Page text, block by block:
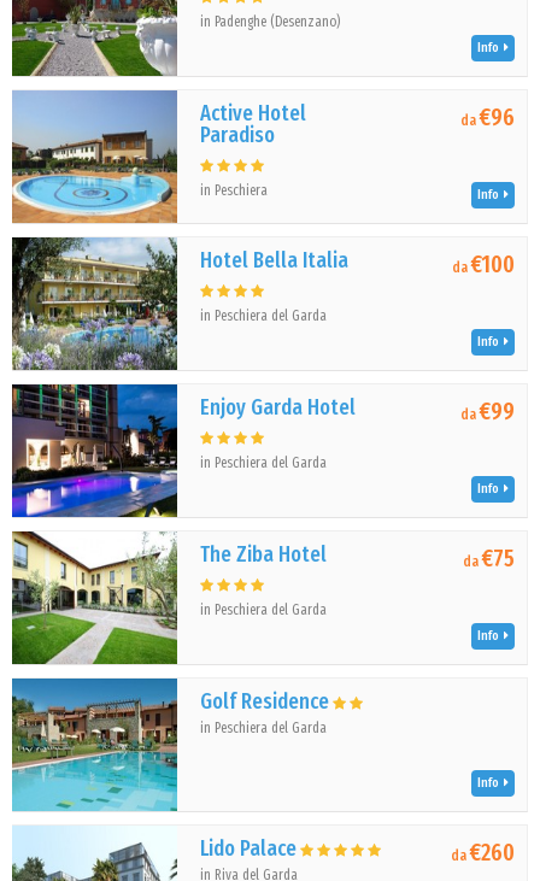
in Padenghe (Desenzano)
Info
Active Hotel
Paradiso
in Peschiera
da€96
Info
Hotel Bella Italia
in Peschiera del Garda
da€100
Info
Enjoy Garda Hotel
in Peschiera del Garda
da€99
Info
The Ziba Hotel
in Peschiera del Garda
da€75
Info
Golf Residence
in Peschiera del Garda
Info
Lido Palace
in Riva del Garda
da€260